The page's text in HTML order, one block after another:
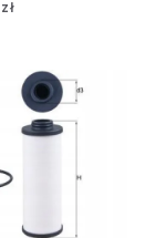
zł